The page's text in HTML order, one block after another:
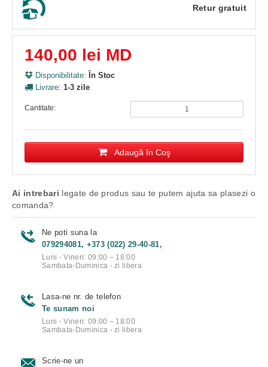
Retur gratuit
140,00 lei MD
Disponibilitate: În Stoc
Livrare: 1-3 zile
Cantitate:
Adaugă în Coş
Ai intrebari legate de produs sau te putem ajuta sa plasezi o
comanda?
Ne poti suna la
079294081, +373 (022) 29-40-81,
Luni - Vineri: 09:00 – 18:00
Sambata-Duminica - zi libera
Lasa-ne nr. de telefon
Te sunam noi
Luni - Vineri: 09:00 – 18:00
Sambata-Duminica - zi libera
Scrie-ne un